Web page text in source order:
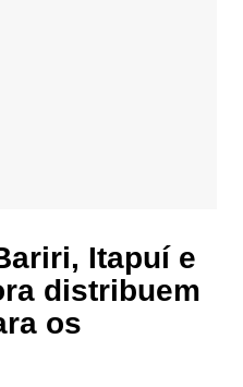
Itapuí e
distribuem
os